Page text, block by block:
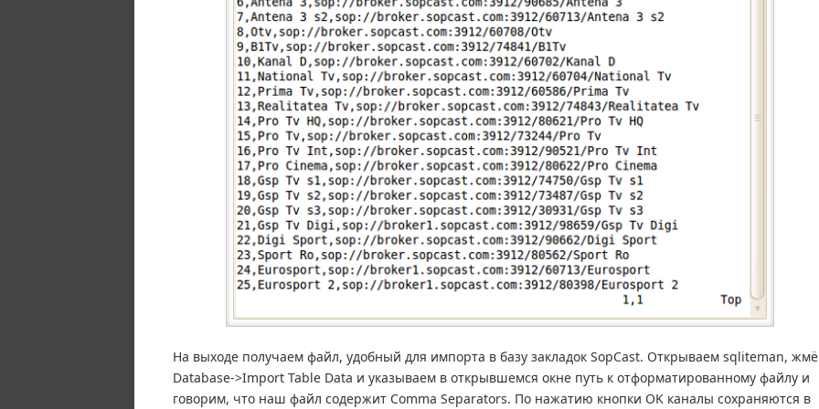
На выходе получаем файл, удобный для импорта в базу закладок SopCast. Открываем sqliteman,
Database->Import Table Data и указываем в открывшемся окне путь к отформатированному файлу и
говорим, что наш файл содержит Comma Separators. По нажатию кнопки OK каналы сохраняются в